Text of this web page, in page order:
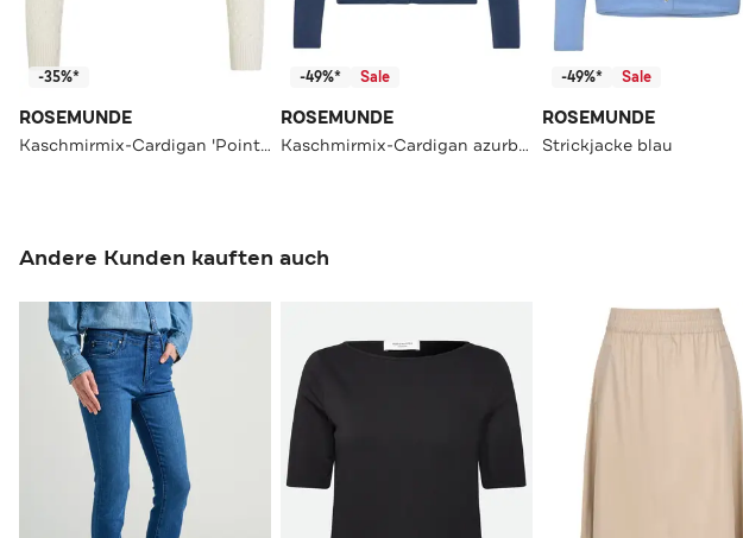
-35%*
ROSEMUNDE
Kaschmirmix-Cardigan 'Pointelle' ecru
-49%* Sale
ROSEMUNDE
Kaschmirmix-Cardigan azurblau
-49%* Sale
ROSEMUNDE
Strickjacke blau
Andere Kunden kauften auch